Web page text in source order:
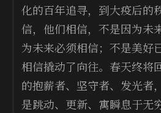
化的百年追寻，到大疫后的
信，他们相信，不是因为未
为未来必须相信；不是美好
相信撬动了向往。春天终将
的抱薪者、坚守者、发光者
是跳动、更新、寓瞬息于无